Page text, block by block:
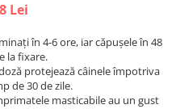
Lei
în 4-6 ore, iar căpușele în 48
la fixare.
protejează câinele împotriva
de 30 de zile.
masticabile au un gust